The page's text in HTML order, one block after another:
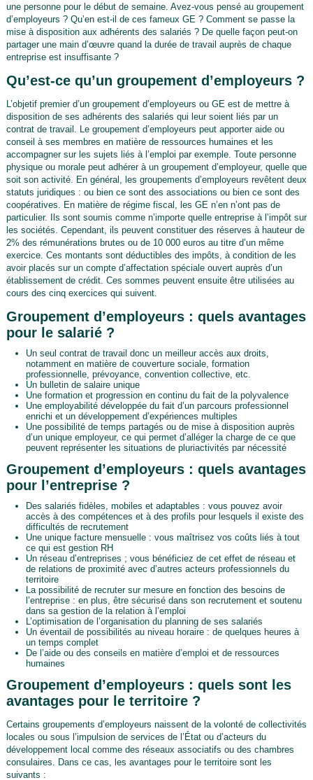
une personne pour le début de semaine. Avez-vous pensé au groupement
d’employeurs ? Qu’en est-il de ces fameux GE ? Comment se passe la
mise à disposition aux adhérents des salariés ? De quelle façon peut-on
partager une main d’œuvre quand la durée de travail auprès de chaque
entreprise est insuffisante ?
Qu’est-ce qu’un groupement d’employeurs ?
L’objetif premier d’un groupement d’employeurs ou GE est de mettre à
disposition de ses adhérents des salariés qui leur soient liés par un
contrat de travail. Le groupement d’employeurs peut apporter aide ou
conseil à ses membres en matière de ressources humaines et les
accompagner sur les sujets liés à l’emploi par exemple. Toute personne
physique ou morale peut adhérer à un groupement d’employeur, quelle que
soit son activité. En général, les groupements d’employeurs revêtent deux
statuts juridiques : ou bien ce sont des associations ou bien ce sont des
coopératives. En matière de régime fiscal, les GE n’en n’ont pas de
particulier. Ils sont soumis comme n’importe quelle entreprise à l’impôt sur
les sociétés. Cependant, ils peuvent constituer des réserves à hauteur de
2% des rémunérations brutes ou de 10 000 euros au titre d’un même
exercice. Ces montants sont déductibles des impôts, à condition de les
avoir placés sur un compte d’affectation spéciale ouvert auprès d’un
établissement de crédit. Ces sommes peuvent ensuite être utilisées au
cours des cinq exercices qui suivent.
Groupement d’employeurs : quels avantages
pour le salarié ?
Un seul contrat de travail donc un meilleur accès aux droits,
notamment en matière de couverture sociale, formation
professionnelle, prévoyance, convention collective, etc.
Un bulletin de salaire unique
Une formation et progression en continu du fait de la polyvalence
Une employabilité développée du fait d’un parcours professionnel
enrichi et un développement d’expériences multiples
Une possibilité de temps partagés ou de mise à disposition auprès
d’un unique employeur, ce qui permet d’alléger la charge de ce que
peuvent représenter les situations de pluriactivités par nécessité
Groupement d’employeurs : quels avantages
pour l’entreprise ?
Des salariés fidèles, mobiles et adaptables : vous pouvez avoir
accès à des compétences et à des profils pour lesquels il existe des
difficultés de recrutement
Une unique facture mensuelle : vous maîtrisez vos coûts liés à tout
ce qui est gestion RH
Un réseau d’entreprises ; vous bénéficiez de cet effet de réseau et
de relations de proximité avec d’autres acteurs professionnels du
territoire
La possibilité de recruter sur mesure en fonction des besoins de
l’entreprise : en plus, être sécurisé dans son recrutement et soutenu
dans sa gestion de la relation à l’emploi
L’optimisation de l’organisation du planning de ses salariés
Un éventail de possibilités au niveau horaire : de quelques heures à
un temps complet
De l’aide ou des conseils en matière d’emploi et de ressources
humaines
Groupement d’employeurs : quels sont les
avantages pour le territoire ?
Certains groupements d’employeurs naissent de la volonté de collectivités
locales ou sous l’impulsion de services de l’État ou d’acteurs du
développement local comme des réseaux associatifs ou des chambres
consulaires. Dans ce cas, les avantages pour le territoire sont les
suivants :